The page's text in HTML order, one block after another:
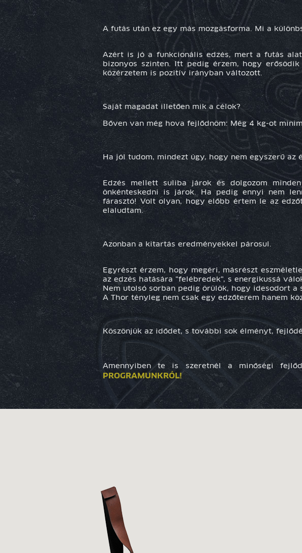
A futás után ez egy más mozgásforma. Mi a
Azért is jó a funkcionális edzés, mert a futás
bizonyos szinten. Itt pedig érzem, hogy
közérzetem is pozitív irányban változott.
Saját magadat illetően mik a célok?
Bőven van még hova fejlődnöm: Még 4 kg-ot
Ha jól tudom, mindezt úgy, hogy nem egyszerű az
Edzés mellett suliba járok és dolgozom
önkénteskedni is járok. Ha pedig ennyi nem
fárasztó! Volt olyan, hogy előbb értem le az
elaludtam.
Azonban a kitartás eredményekkel párosul.
Egyrészt érzem, hogy megéri, másrészt
az edzés hatására "felébredek", s energikussá
Nem utolsó sorban pedig örülök, hogy idesodort
A Thor tényleg nem csak egy edzőterem hanem
Köszönjük az idődet, s további sok élményt,
Amennyiben te is szeretnél a minőségi
PROGRAMUNKRÓL!